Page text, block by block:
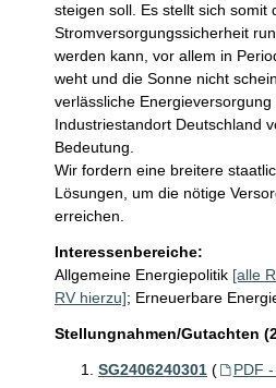
steigen soll. Es stellt sich somit
Stromversorgungssicherheit
werden kann, vor allem in
weht und die Sonne nicht
verlässliche
Industriestandort Deutschland
Bedeutung.
Wir fordern eine breitere
Lösungen, um die nötige
erreichen.
Interessenbereiche:
Allgemeine Energiepolitik [alle
RV hierzu]; Erneuerbare
Stellungnahmen/Gutachten
SG2406240301 ( PDF